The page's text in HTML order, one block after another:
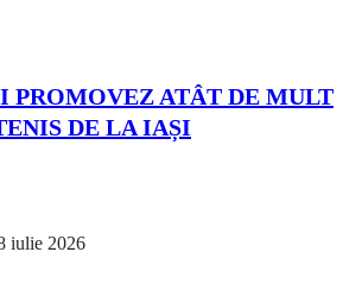
PROMOVEZ ATÂT DE MULT
DE LA IAȘI
iulie 2026